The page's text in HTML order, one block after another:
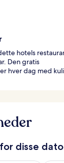
hotels
Den gratis
hver dag med
disse